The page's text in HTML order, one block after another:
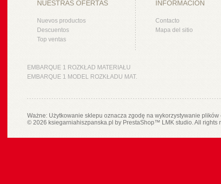
NUESTRAS OFERTAS
Nuevos productos
Descuentos
Top ventas
INFORMACIÓN
Contacto
Mapa del sitio
EMBARQUE 1 ROZKŁAD MATERIAŁU
EMBARQUE 1 MODEL ROZKŁADU MAT.
Ważne: Użytkowanie sklepu oznacza zgodę na wykorzystywanie
© 2026 ksiegarniahiszpanska.pl by PrestaShop™ LMK studio. All rights